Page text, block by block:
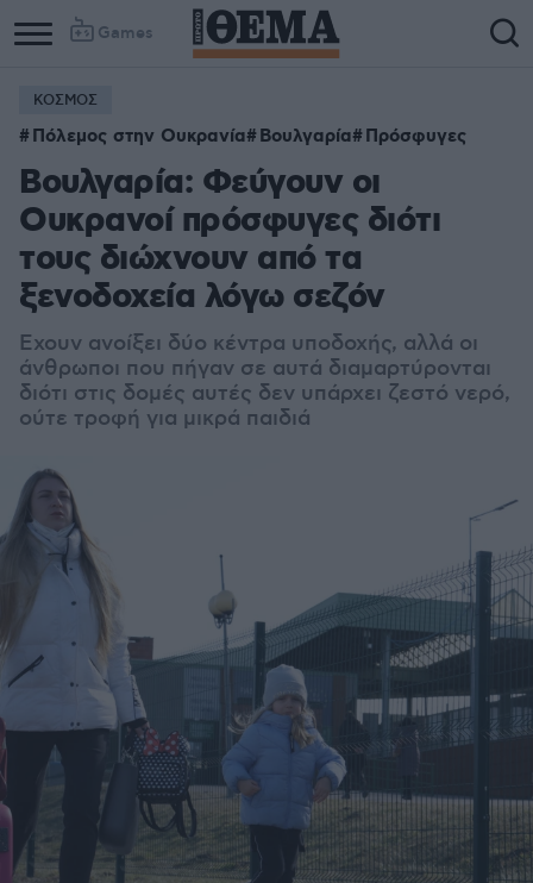
Games
ΚΟΣΜΟΣ
Πόλεμος στην Ουκρανία Βουλγαρία Πρόσφυγες
Βουλγαρία: Φεύγουν οι
Ουκρανοί πρόσφυγες διότι
τους διώχνουν από τα
ξενοδοχεία λόγω σεζόν
Εχουν ανοίξει δύο κέντρα υποδοχής, αλλά οι
άνθρωποι που πήγαν σε αυτά διαμαρτύρονται
διότι στις δομές αυτές δεν υπάρχει ζεστό νερό,
ούτε τροφή για μικρά παιδιά